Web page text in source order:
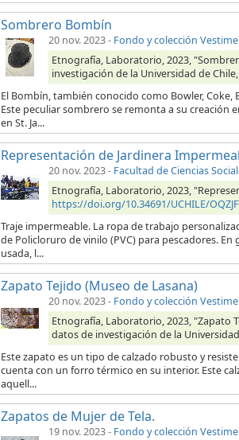
Sombrero Bombín
20 nov. 2023- Fondo y colección
Etnografía, Laboratorio, 2023,
investigación de la Universidad de Chile,
El Bombín, también conocido como Bowler,
Este peculiar sombrero se remonta a su creación
en St. Ja...
Representación de Jardinera
20 nov. 2023- Facultad de Ciencias
Etnografía, Laboratorio, 2023,
https://doi.org/10.34691/UCHILE/
Traje impermeable. La ropa de trabajo
de Policloruro de vinilo (PVC) para pescadores.
usada, l...
Zapato Tejido (Museo de Lasana)
20 nov. 2023- Fondo y colección
Etnografía, Laboratorio, 2023, "Zapato
datos de investigación de la
Este zapato es un tipo de calzado robusto y
cuenta con un forro térmico en su interior. Este
aquell...
Zapatos de Mujer de Tela.
19 nov. 2023- Fondo y colección